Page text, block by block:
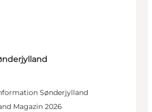
Sønderjylland
Magazin 2026